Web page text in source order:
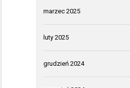
marzec 2025
luty 2025
grudzień 2024